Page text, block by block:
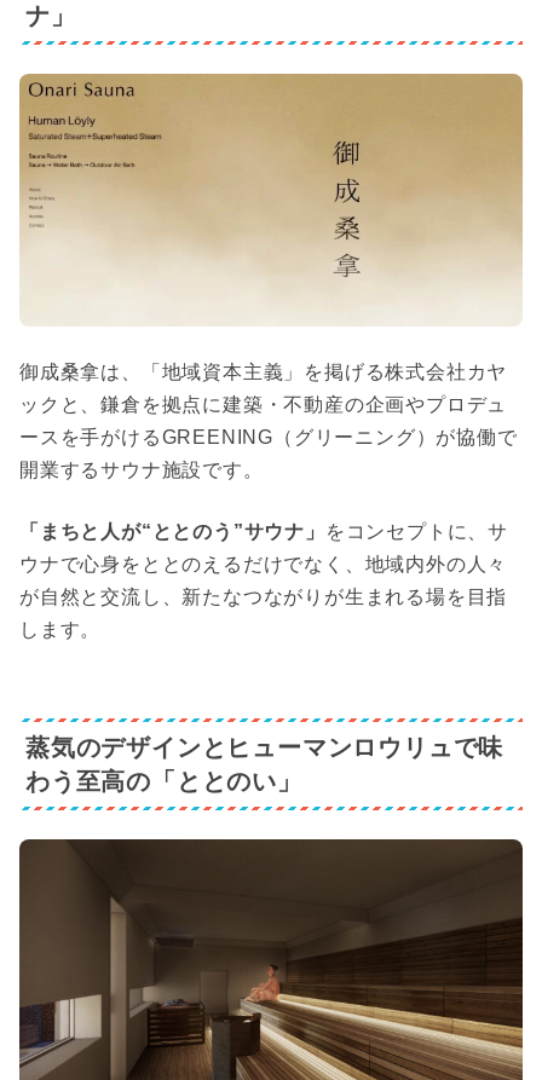
ナ」
御成桑拿は、「地域資本主義」を掲げる株式会社カヤ
ックと、鎌倉を拠点に建築・不動産の企画やプロデュ
ースを手がけるGREENING（グリーニング）が協働で
開業するサウナ施設です。
「まちと人が“ととのう”サウナ」
をコンセプトに、サ
ウナで心身をととのえるだけでなく、地域内外の人々
が自然と交流し、新たなつながりが生まれる場を目指
します。
蒸気のデザインとヒューマンロウリュで味
わう至高の「ととのい」